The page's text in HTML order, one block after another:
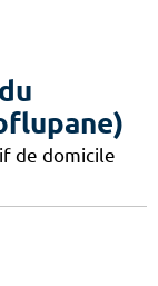
de domicile